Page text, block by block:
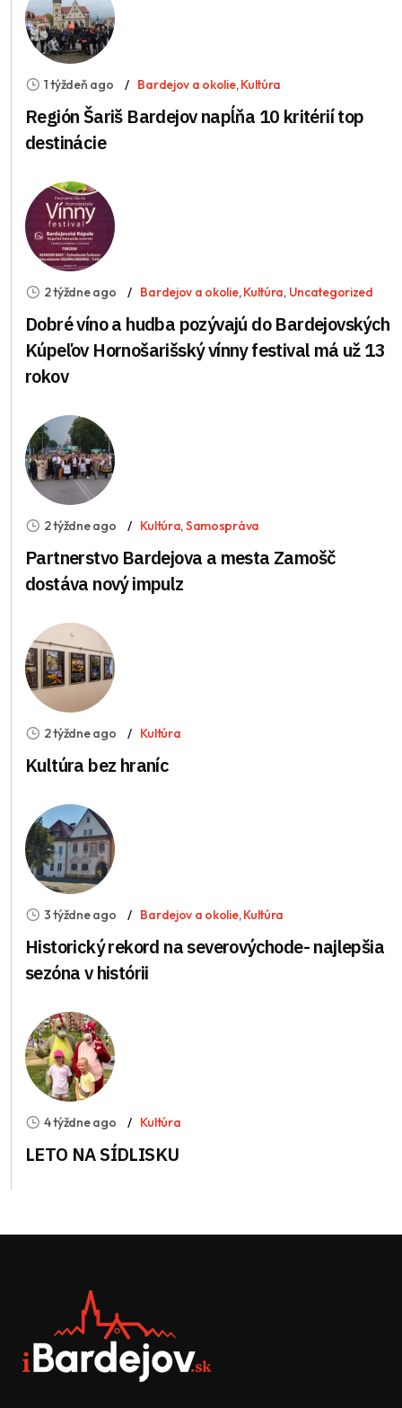
1 týždeň ago Bardejov a okolie,Kultúra
Región Šariš Bardejov napĺňa 10 kritérií top
destinácie
2 týždne ago Bardejov a okolie,Kultúra, Uncategorized
Dobré víno a hudba pozývajú do Bardejovských
Kúpeľov Hornošarišský vínny festival má už 13
rokov
2 týždne ago Kultúra,Samospráva
Partnerstvo Bardejova a mesta Zamošč
dostáva nový impulz
2 týždne ago Kultúra
Kultúra bez hraníc
3 týždne ago Bardejov a okolie,Kultúra
Historický rekord na severovýchode- najlepšia
sezóna v histórii
4 týždne ago Kultúra
LETO NA SÍDLISKU